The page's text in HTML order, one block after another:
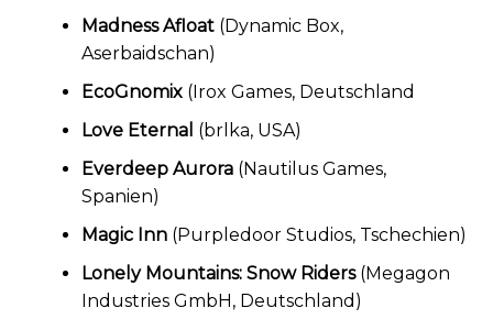
Madness Afloat(Dynamic Box,
Aserbaidschan)
EcoGnomix(Irox Games, Deutschland
Love Eternal (brlka, USA)
Everdeep Aurora(Nautilus Games,
Spanien)
Magic Inn(Purpledoor Studios, Tschechien)
Lonely Mountains: Snow Riders(Megagon
Industries GmbH, Deutschland)